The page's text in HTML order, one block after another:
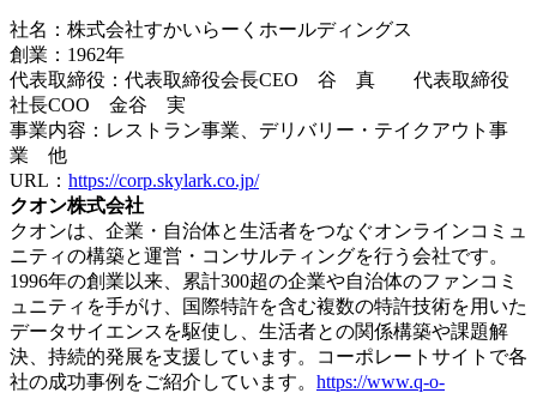
社名：株式会社すかいらーくホールディングス
創業：1962年
代表取締役：代表取締役会長CEO 谷 真 代表取締役
社長COO 金谷 実
事業内容：レストラン事業、デリバリー・テイクアウト事
業 他
URL： https://corp.skylark.co.jp/
クオン株式会社
クオンは、企業・自治体と生活者をつなぐオンラインコミュ
ニティの構築と運営・コンサルティングを行う会社です。
1996年の創業以来、累計300超の企業や自治体のファンコミ
ュニティを手がけ、国際特許を含む複数の特許技術を用いた
データサイエンスを駆使し、生活者との関係構築や課題解
決、持続的発展を支援しています。コーポレートサイトで各
社の成功事例をご紹介しています。 https://www.q-o-